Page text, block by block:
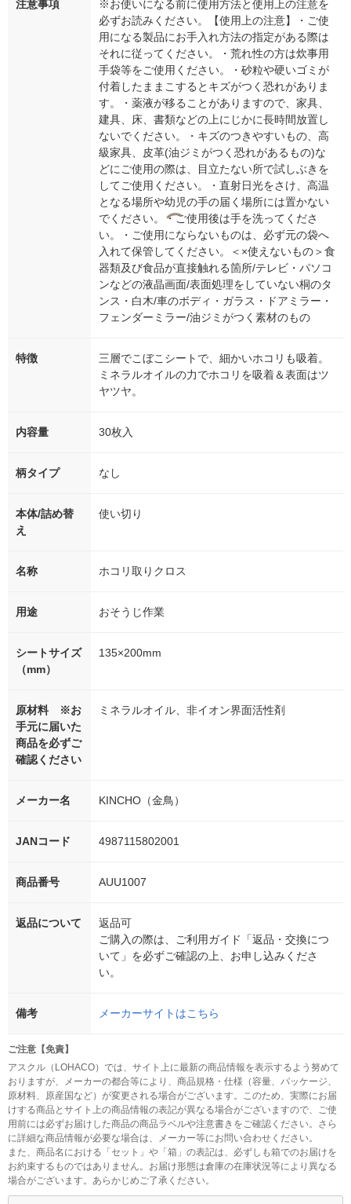
注意事項
※お使いになる前に使用方法と使用上の注意を
必ずお読みください。【使用上の注意】・ご使
用になる製品にお手入れ方法の指定がある際は
それに従ってください。・荒れ性の方は炊事用
手袋等をご使用ください。・砂粒や硬いゴミが
付着したままこするとキズがつく恐れがありま
す。・薬液が移ることがありますので、家具、
建具、床、書類などの上にじかに長時間放置し
ないでください。・キズのつきやすいもの、高
級家具、皮革(油ジミがつく恐れがあるもの)な
どにご使用の際は、目立たない所で試しぶきを
してご使用ください。・直射日光をさけ、高温
となる場所や幼児の手の届く場所には置かない
でください。・ご使用後は手を洗ってくださ
い。・ご使用にならないものは、必ず元の袋へ
入れて保管してください。＜×使えないもの＞食
器類及び食品が直接触れる箇所/テレビ・パソコ
ンなどの液晶画面/表面処理をしていない桐のタ
ンス・白木/車のボディ・ガラス・ドアミラー・
フェンダーミラー/油ジミがつく素材のもの
特徴
三層でこぼこシートで、細かいホコリも吸着。
ミネラルオイルの力でホコリを吸着＆表面はツ
ヤツヤ。
内容量 30枚入
柄タイプ なし
本体/詰め替
え
使い切り
名称 ホコリ取りクロス
用途 おそうじ作業
シートサイズ
（mm）
135×200mm
原材料 ※お
手元に届いた
商品を必ずご
確認ください
ミネラルオイル、非イオン界面活性剤
メーカー名 KINCHO（金鳥）
JANコード 4987115802001
商品番号 AUU1007
返品について
返品可
ご購入の際は、ご利用ガイド「返品・交換につ
いて」を必ずご確認の上、お申し込みくださ
い。
備考 メーカーサイトはこちら
ご注意【免責】
アスクル（LOHACO）では、サイト上に最新の商品情報を表示するよう努めて
おりますが、メーカーの都合等により、商品規格・仕様（容量、パッケージ、
原材料、原産国など）が変更される場合がございます。このため、実際にお届
けする商品とサイト上の商品情報の表記が異なる場合がございますので、ご使
用前には必ずお届けした商品の商品ラベルや注意書きをご確認ください。さら
に詳細な商品情報が必要な場合は、メーカー等にお問い合わせください。
また、商品名における「セット」や「箱」の表記は、必ずしも箱でのお届けを
お約束するものではありません。お届け形態は倉庫の在庫状況等により異なる
場合がございます。あらかじめご了承ください。